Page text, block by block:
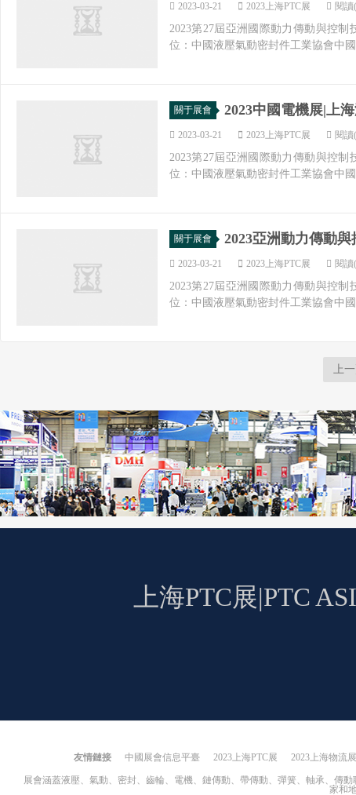
2023-03-21 2023上海PTC展 閱讀
2023第27屆亞洲國際動力傳動與控制
位：中國液壓氣動密封件工業協會中
關于展會 2023中國電機展|上
2023-03-21 2023上海PTC展 閱讀
2023第27屆亞洲國際動力傳動與控制
位：中國液壓氣動密封件工業協會中
關于展會 2023亞洲動力傳動
2023-03-21 2023上海PTC展 閱讀
2023第27屆亞洲國際動力傳動與控制
位：中國液壓氣動密封件工業協會中
上
上海PTC展|PTC
友情鏈接 中國展會信息平臺 2023上海PTC展 2023上海物流展
展會涵蓋液壓、氣動、密封、齒輪、電機、鏈傳動、帶傳動、彈簧、軸承、傳
家和